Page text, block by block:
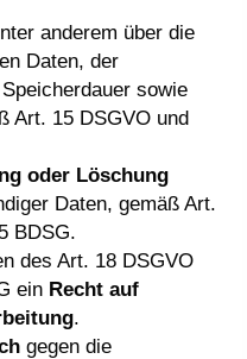
anderem über die
Daten, der
sowie
Art. 15 DSGVO und
oder Löschung
Daten, gemäß Art.
BDSG.
des Art. 18 DSGVO
ein Recht auf
.
gegen die